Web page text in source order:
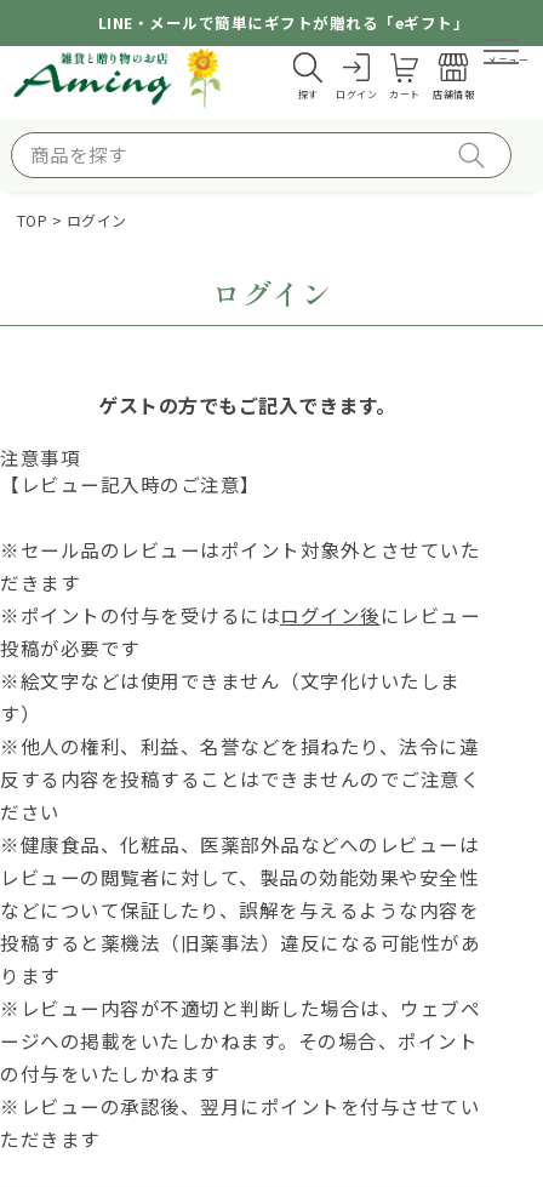
LINE・メールで簡単にギフトが贈れる「eギフト」
探す ログイン カート 店舗情報
メニュー
TOP ログイン
ログイン
ゲストの方でもご記入できます。
注意事項
【レビュー記入時のご注意】
※セール品のレビューはポイント対象外とさせていた
だきます
※ポイントの付与を受けるにはログイン後にレビュー
投稿が必要です
※絵文字などは使用できません（文字化けいたしま
す）
※他人の権利、利益、名誉などを損ねたり、法令に違
反する内容を投稿することはできませんのでご注意く
ださい
※健康食品、化粧品、医薬部外品などへのレビューは
レビューの閲覧者に対して、製品の効能効果や安全性
などについて保証したり、誤解を与えるような内容を
投稿すると薬機法（旧薬事法）違反になる可能性があ
ります
※レビュー内容が不適切と判断した場合は、ウェブペ
ージへの掲載をいたしかねます。その場合、ポイント
の付与をいたしかねます
※レビューの承認後、翌月にポイントを付与させてい
ただきます